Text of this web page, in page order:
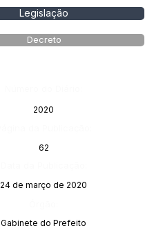
Legislação
Decreto
2020
62
24 de março de 2020
Gabinete do Prefeito